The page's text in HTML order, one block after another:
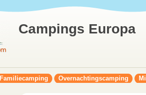
Campings Europa
Familiecamping Overnachtingscamping